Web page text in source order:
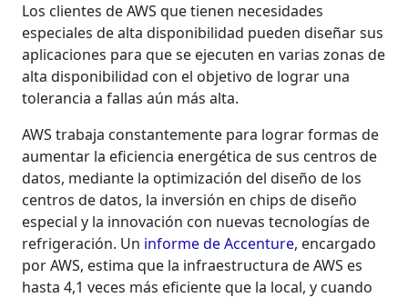
Los clientes de AWS que tienen necesidades
especiales de alta disponibilidad pueden diseñar sus
aplicaciones para que se ejecuten en varias zonas de
alta disponibilidad con el objetivo de lograr una
tolerancia a fallas aún más alta.
AWS trabaja constantemente para lograr formas de
aumentar la eficiencia energética de sus centros de
datos, mediante la optimización del diseño de los
centros de datos, la inversión en chips de diseño
especial y la innovación con nuevas tecnologías de
refrigeración. Un informe de Accenture, encargado
por AWS, estima que la infraestructura de AWS es
hasta 4,1 veces más eficiente que la local, y cuando